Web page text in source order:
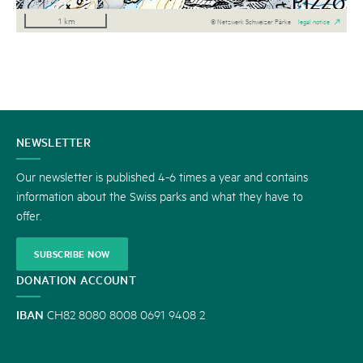
1 km © Netzwerk Schweizer Pärke legal notice
CONTACT
US
NEWSLETTER
Our newsletter is published 4-6 times a year and contains
information about the Swiss parks and what they have to
offer.
SUBSCRIBE NOW
DONATION ACCOUNT
IBAN CH82 8080 8008 0691 9408 2